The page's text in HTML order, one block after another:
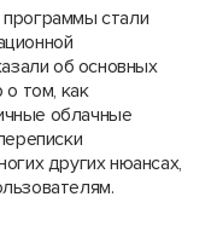
стали
об основных
о том, как
облачные
других нюансах,